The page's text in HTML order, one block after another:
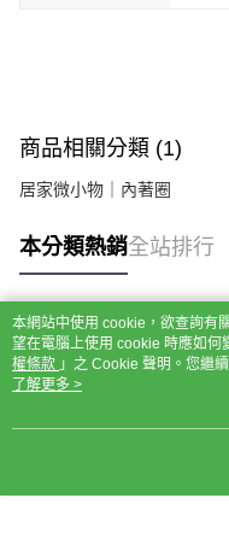
商品相關分類 (1)
居家微小物｜內著圈
本分類熱銷全站排行
熱門標籤
本網站中使用 cookie，欲查詢有
望在電腦上使用 cookie 時應如何
權條款 」之 Cookie 聲明。您繼
用條款之 Cookie 聲明使用 cookie
了解更多 >